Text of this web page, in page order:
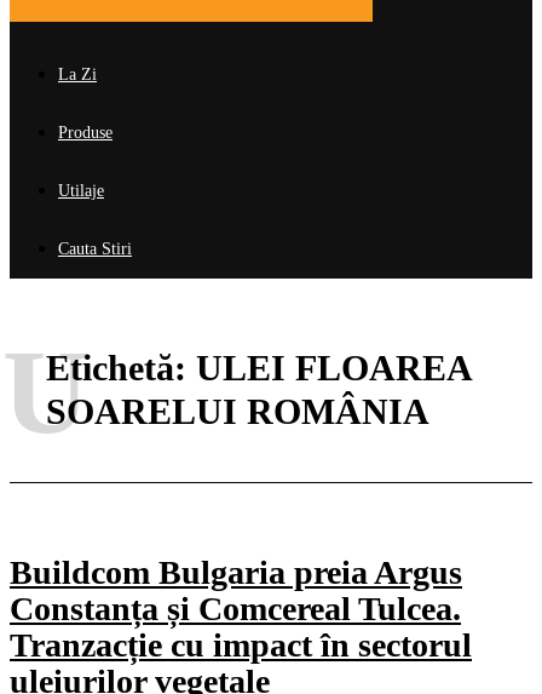
La Zi
Produse
Utilaje
Cauta Stiri
Etichetă: ULEI FLOAREA
SOARELUI ROMÂNIA
U
Buildcom Bulgaria preia Argus
Constanța și Comcereal Tulcea.
Tranzacție cu impact în sectorul
uleiurilor vegetale